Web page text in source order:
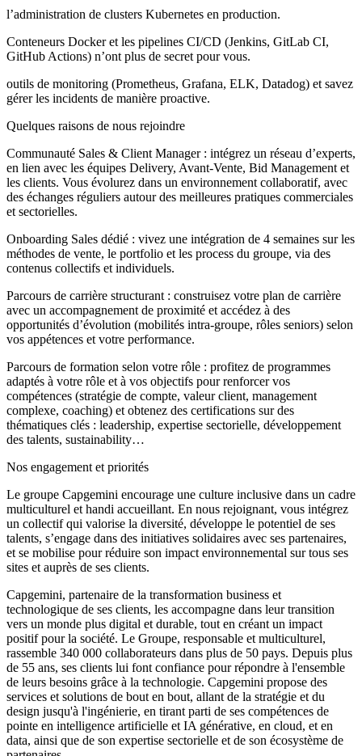
l’administration de clusters Kubernetes en production.
Conteneurs Docker et les pipelines CI/CD (Jenkins, GitLab CI,
GitHub Actions) n’ont plus de secret pour vous.
outils de monitoring (Prometheus, Grafana, ELK, Datadog) et savez
gérer les incidents de manière proactive.
Quelques raisons de nous rejoindre
Communauté Sales & Client Manager : intégrez un réseau d’experts,
en lien avec les équipes Delivery, Avant-Vente, Bid Management et
les clients. Vous évolurez dans un environnement collaboratif, avec
des échanges réguliers autour des meilleures pratiques commerciales
et sectorielles.
Onboarding Sales dédié : vivez une intégration de 4 semaines sur les
méthodes de vente, le portfolio et les process du groupe, via des
contenus collectifs et individuels.
Parcours de carrière structurant : construisez votre plan de carrière
avec un accompagnement de proximité et accédez à des
opportunités d’évolution (mobilités intra-groupe, rôles seniors) selon
vos appétences et votre performance.
Parcours de formation selon votre rôle : profitez de programmes
adaptés à votre rôle et à vos objectifs pour renforcer vos
compétences (stratégie de compte, valeur client, management
complexe, coaching) et obtenez des certifications sur des
thématiques clés : leadership, expertise sectorielle, développement
des talents, sustainability…
Nos engagement et priorités
Le groupe Capgemini encourage une culture inclusive dans un cadre
multiculturel et handi accueillant. En nous rejoignant, vous intégrez
un collectif qui valorise la diversité, développe le potentiel de ses
talents, s’engage dans des initiatives solidaires avec ses partenaires,
et se mobilise pour réduire son impact environnemental sur tous ses
sites et auprès de ses clients.
Capgemini, partenaire de la transformation business et
technologique de ses clients, les accompagne dans leur transition
vers un monde plus digital et durable, tout en créant un impact
positif pour la société. Le Groupe, responsable et multiculturel,
rassemble 340 000 collaborateurs dans plus de 50 pays. Depuis plus
de 55 ans, ses clients lui font confiance pour répondre à l'ensemble
de leurs besoins grâce à la technologie. Capgemini propose des
services et solutions de bout en bout, allant de la stratégie et du
design jusqu'à l'ingénierie, en tirant parti de ses compétences de
pointe en intelligence artificielle et IA générative, en cloud, et en
data, ainsi que de son expertise sectorielle et de son écosystème de